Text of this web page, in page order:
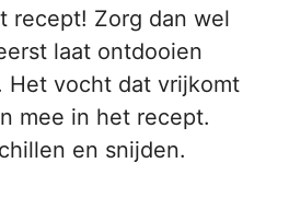
recept! Zorg dan wel
laat ontdooien
Het vocht dat vrijkomt
mee in het recept.
en snijden.